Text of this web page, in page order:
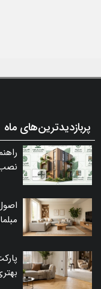
پربازدیدترین‌های ماه
نصب